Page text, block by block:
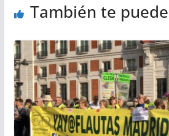
También te